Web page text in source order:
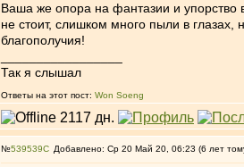
Ваша же опора на фантазии и упорство
не стоит, слишком много пыли в глазах,
благополучия!
Так я слышал
Ответы на этот пост: Won Soeng
№539539 Добавлено: Ср 20 Май 20, 06:23 (6 лет